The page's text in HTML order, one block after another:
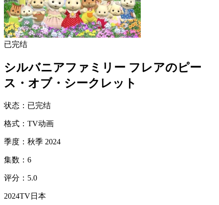
已完结
シルバニアファミリー フレアのピー
ス・オブ・シークレット
状态 ： 已完结
格式 ： TV动画
季度 ： 秋季 2024
集数 ： 6
评分 ： 5.0
2024TV日本